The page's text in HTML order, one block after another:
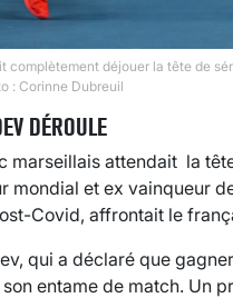
complètement déjouer la tête de
: Corinne Dubreuil
DÉROULE
marseillais attendait la
mondial et ex vainqueur
Covid, affrontait le
qui a déclaré que
entame de match. Un